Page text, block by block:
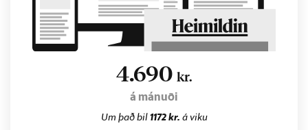
4.690 kr.
á mánuði
Um það bil1172 kr. á viku